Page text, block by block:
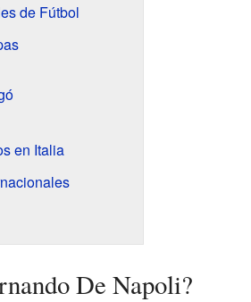
de Fútbol
en Italia
De Napoli?